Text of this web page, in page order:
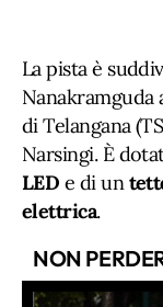
La pista è
Nanakramguda
di Telangana
Narsingi. È
LED e di un
elettrica.
NON